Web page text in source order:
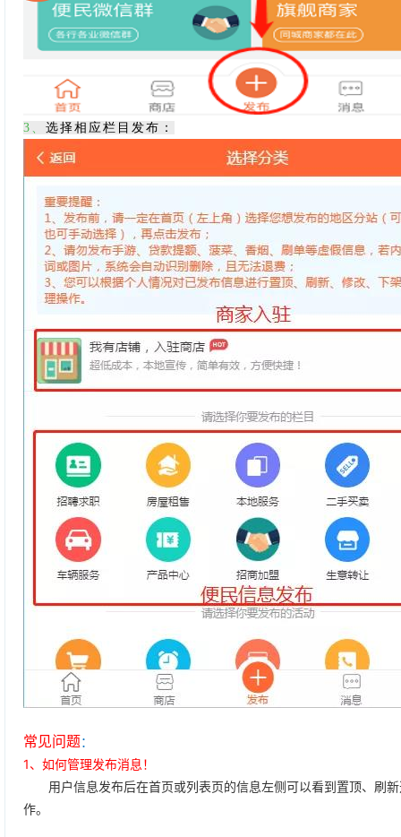
3、 选择相应栏目发布：
常见问题：
1、如何管理发布消息！
用户信息发布后在首页或列表页的信息左侧可以看到置顶、刷新
作。